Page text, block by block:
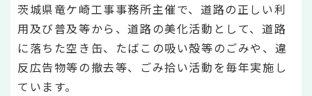
茨城県竜ケ崎工事事務所主催で、道路の正しい利
用及び普及等から、道路の美化活動として、道路
に落ちた空き缶、たばこの吸い殻等のごみや、違
反広告物等の撤去等、ごみ拾い活動を毎年実施し
ています。